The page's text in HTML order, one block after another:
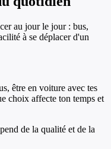
au jour le jour : bus,
à se déplacer d'un
être en voiture avec tes
choix affecte ton temps et
de la qualité et de la